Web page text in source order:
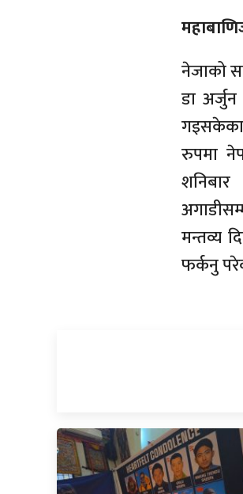
नेजाको
डा
रुपमा
मन्तव्य
फर्कनु